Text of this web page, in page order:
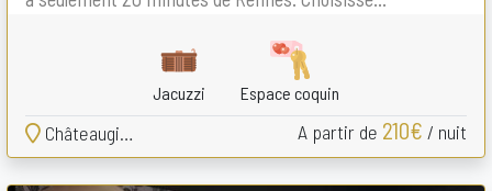
Jacuzzi Espace coquin
Châteaugiron A partir de 210€ / nuit